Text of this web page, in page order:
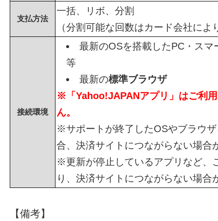
支払方法
一括、リボ、分割
（分割可能な回数はカード会社によ
接続環境
最新のOSを搭載したPC・スマ
等
最新の標準ブラウザ
※「Yahoo!JAPANアプリ」はご利
ん。
※サポートが終了したOSやブラウ
合、決済サイトにつながらない場合
※更新が停止しているアプリなど、
り、決済サイトにつながらない場合
【備考】